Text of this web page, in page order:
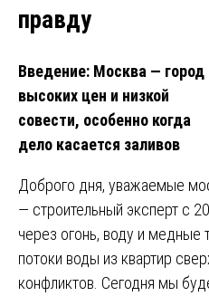
правду
Введение: Москва — город
высоких цен и низкой
совести, особенно когда
дело касается заливов
Доброго дня, уважаемые
— строительный эксперт с
через огонь, воду и медные
потоки воды из квартир
конфликтов. Сегодня мы